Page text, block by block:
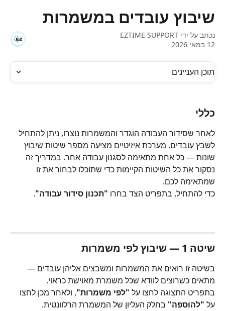
שיבוץ עובדים במשמרות
נכתב על ידי EZTIME SUPPORT
12 במאי 2026
תוכן העניינים
כללי
לאחר שסידור העבודה הוגדר והמשמרות נוצרו, ניתן להתחיל
לשבץ עובדים. מערכת איזיטיים מציעה מספר שיטות שיבוץ
שונות — כל אחת מתאימה לסגנון עבודה אחר. במדריך זה
נסקור את כל השיטות הקיימות כדי שתוכלו לבחור את זו
שמתאימה לכם.
כדי להתחיל, בתפריט הצד בחרו "תכנון סידור עבודה".
שיטה 1 — שיבוץ לפי משמרות
בשיטה זו רואים את המשמרות ומשבצים אליהן עובדים —
מתאים כשרוצים לוודא שכל משמרת מאוישת כראוי.
בתפריט התצוגה לחצו על "לפי משמרות", ולאחר מכן לחצו
על "להוספה" בחלק העליון של המשמרת הרלוונטית.